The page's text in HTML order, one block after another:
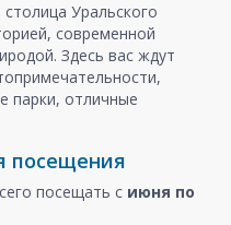
Уральского
современной
Здесь вас ждут
парки, отличные
посещения
посещать с июня по